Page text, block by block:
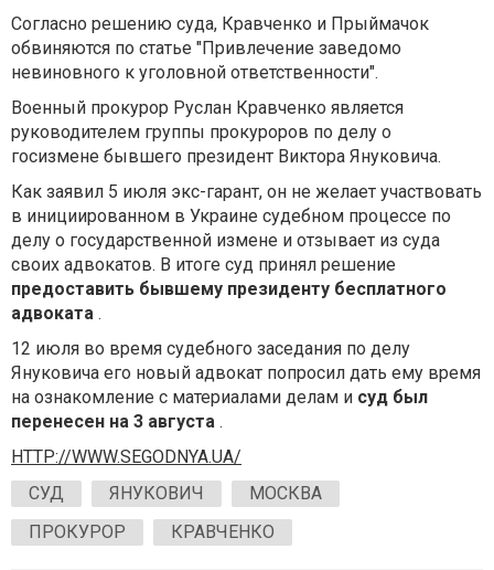
Согласно решению суда, Кравченко и Прыймачок
обвиняются по статье "Привлечение заведомо
невиновного к уголовной ответственности".
Военный прокурор Руслан Кравченко является
руководителем группы прокуроров по делу о
госизмене бывшего президент Виктора Януковича.
Как заявил 5 июля экс-гарант, он не желает участвовать
в инициированном в Украине судебном процессе по
делу о государственной измене и отзывает из суда
своих адвокатов. В итоге суд принял решение
предоставить бывшему президенту бесплатного
адвоката .
12 июля во время судебного заседания по делу
Януковича его новый адвокат попросил дать ему время
на ознакомление с материалами делам и суд был
перенесен на 3 августа .
HTTP://WWW.SEGODNYA.UA/
СУД
ЯНУКОВИЧ
МОСКВА
ПРОКУРОР
КРАВЧЕНКО